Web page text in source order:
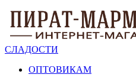
СЛАДОСТИ
ОПТОВИКАМ